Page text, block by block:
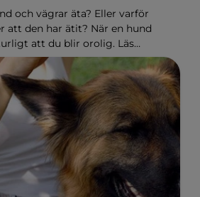
och vägrar äta? Eller varför
att den har ätit? När en hund
att du blir orolig. Läs